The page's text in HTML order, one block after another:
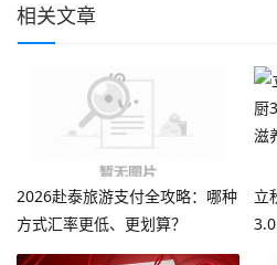
相关文章
2026赴泰旅游支付全攻略：哪种
方式汇率更低、更划算？
立